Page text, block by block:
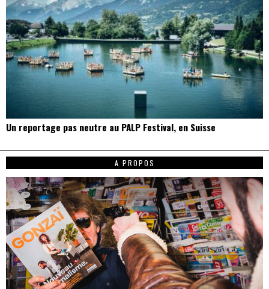
Un reportage pas neutre au PALP Festival, en Suisse
A PROPOS